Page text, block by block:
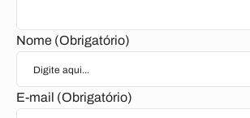
Nome (Obrigatório)
E-mail (Obrigatório)